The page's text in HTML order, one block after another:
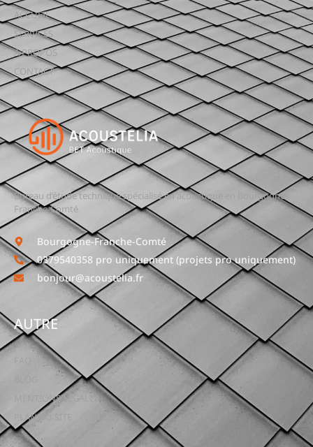
ACCUEIL
SERVICES
A PROPOS
CONTACT
Bureau d’étude technique spécialisé en acoustique en Bourgogne-
Franche-Comté
Bourgogne-Franche-Comté
0379540358 pro uniquement (projets pro uniquement)
bonjour@acoustelia.fr
AUTRE
MENTIONS LEGALES
PLAN DU SITE